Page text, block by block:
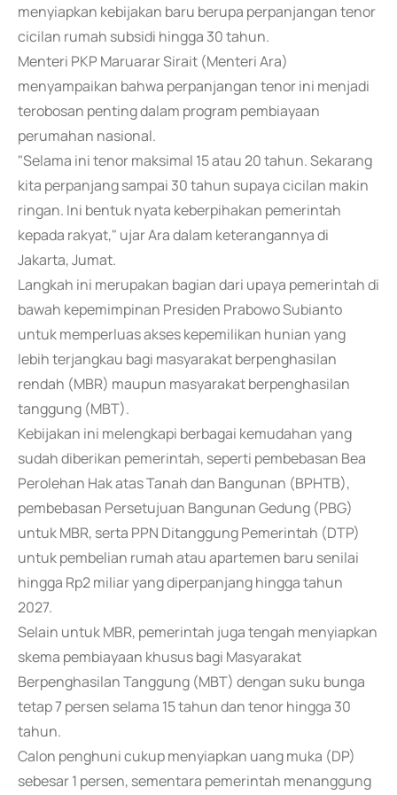
menyiapkan kebijakan baru berupa perpanjangan tenor
cicilan rumah subsidi hingga 30 tahun.
Menteri PKP Maruarar Sirait (Menteri Ara)
menyampaikan bahwa perpanjangan tenor ini menjadi
terobosan penting dalam program pembiayaan
perumahan nasional.
"Selama ini tenor maksimal 15 atau 20 tahun. Sekarang
kita perpanjang sampai 30 tahun supaya cicilan makin
ringan. Ini bentuk nyata keberpihakan pemerintah
kepada rakyat," ujar Ara dalam keterangannya di
Jakarta, Jumat.
Langkah ini merupakan bagian dari upaya pemerintah di
bawah kepemimpinan Presiden Prabowo Subianto
untuk memperluas akses kepemilikan hunian yang
lebih terjangkau bagi masyarakat berpenghasilan
rendah (MBR) maupun masyarakat berpenghasilan
tanggung (MBT).
Kebijakan ini melengkapi berbagai kemudahan yang
sudah diberikan pemerintah, seperti pembebasan Bea
Perolehan Hak atas Tanah dan Bangunan (BPHTB),
pembebasan Persetujuan Bangunan Gedung (PBG)
untuk MBR, serta PPN Ditanggung Pemerintah (DTP)
untuk pembelian rumah atau apartemen baru senilai
hingga Rp2 miliar yang diperpanjang hingga tahun
2027.
Selain untuk MBR, pemerintah juga tengah menyiapkan
skema pembiayaan khusus bagi Masyarakat
Berpenghasilan Tanggung (MBT) dengan suku bunga
tetap 7 persen selama 15 tahun dan tenor hingga 30
tahun.
Calon penghuni cukup menyiapkan uang muka (DP)
sebesar 1 persen, sementara pemerintah menanggung